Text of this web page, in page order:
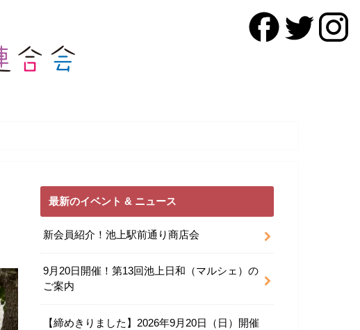
最新のイベント & ニュース
新会員紹介！池上駅前通り商店会
9月20日開催！第13回池上日和（マルシェ）の
ご案内
【締めきりました】2026年9月20日（日）開催